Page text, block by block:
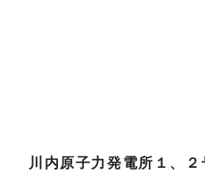
川内原子力発電所１、